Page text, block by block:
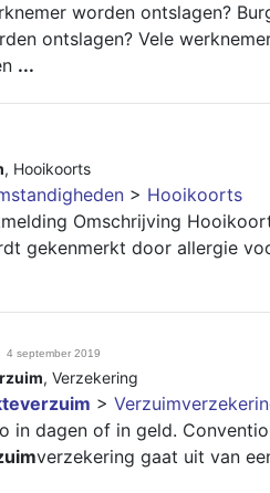
worden ontslagen?
ontslagen? Vele
...
, Hooikoorts
> Hooikoorts
Omschrijving
gekenmerkt door allergie
4 september 2019
, Verzekering
>
in dagen of in geld.
verzekering gaat uit van